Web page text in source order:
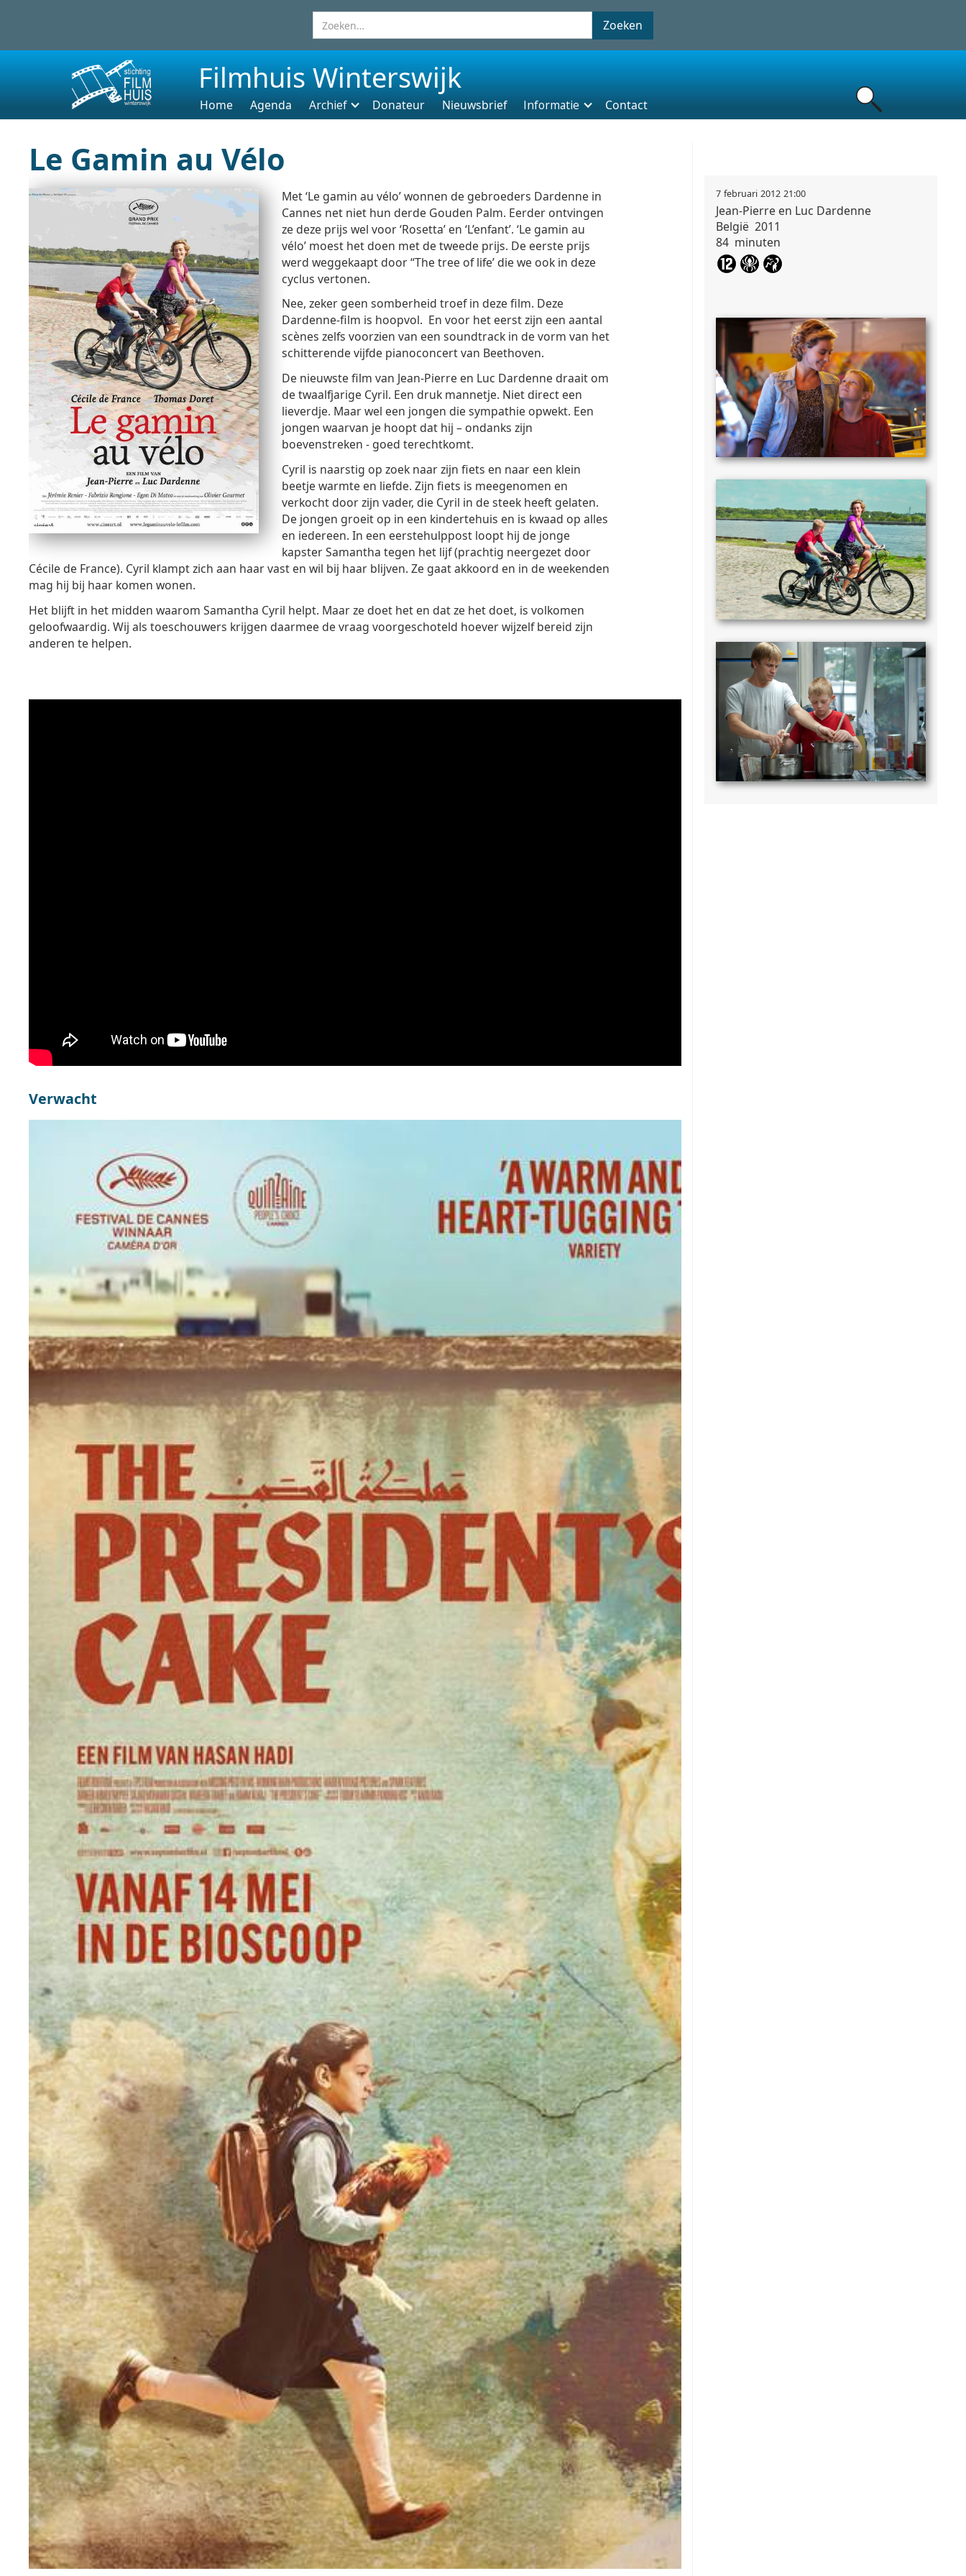
Filmhuis Winterswijk
Home Agenda Archief Donateur Nieuwsbrief Informatie Contact
Le Gamin au Vélo
Met ‘Le gamin au vélo’ wonnen de gebroeders Dardenne in
Cannes net niet hun derde Gouden Palm. Eerder ontvingen
ze deze prijs wel voor ‘Rosetta’ en ‘L’enfant’. ‘Le gamin au
vélo’ moest het doen met de tweede prijs. De eerste prijs
werd weggekaapt door “The tree of life’ die we ook in deze
cyclus vertonen.
Nee, zeker geen somberheid troef in deze film. Deze
Dardenne-film is hoopvol. En voor het eerst zijn een aantal
scènes zelfs voorzien van een soundtrack in de vorm van het
schitterende vijfde pianoconcert van Beethoven.
De nieuwste film van Jean-Pierre en Luc Dardenne draait om
de twaalfjarige Cyril. Een druk mannetje. Niet direct een
lieverdje. Maar wel een jongen die sympathie opwekt. Een
jongen waarvan je hoopt dat hij – ondanks zijn
boevenstreken - goed terechtkomt.
Cyril is naarstig op zoek naar zijn fiets en naar een klein
beetje warmte en liefde. Zijn fiets is meegenomen en
verkocht door zijn vader, die Cyril in de steek heeft gelaten.
De jongen groeit op in een kindertehuis en is kwaad op alles
en iedereen. In een eerstehulppost loopt hij de jonge
kapster Samantha tegen het lijf (prachtig neergezet door
Cécile de France). Cyril klampt zich aan haar vast en wil bij haar blijven. Ze gaat akkoord en in de weekenden
mag hij bij haar komen wonen.
Het blijft in het midden waarom Samantha Cyril helpt. Maar ze doet het en dat ze het doet, is volkomen
geloofwaardig. Wij als toeschouwers krijgen daarmee de vraag voorgeschoteld hoever wijzelf bereid zijn
anderen te helpen.
Verwacht
7 februari 2012 21:00
Jean-Pierre en Luc Dardenne
België 2011
84 minuten